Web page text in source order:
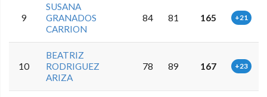
9
SUSANA
GRANADOS
CARRION
84 81 165 +21
10
BEATRIZ
RODRIGUEZ
ARIZA
78 89 167 +23